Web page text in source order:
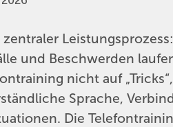
und Beschwerden
nicht auf
Sprache,
Die